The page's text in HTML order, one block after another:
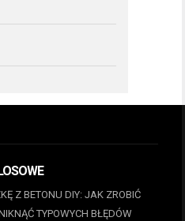
LOSOWE
Z BETONU DIY: JAK ZROBIĆ
TYPOWYCH BŁĘDÓW